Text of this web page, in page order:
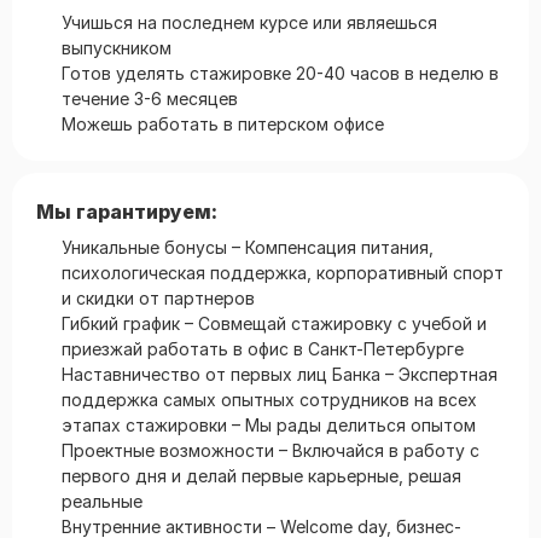
Учишься на последнем курсе или являешься
выпускником
Готов уделять стажировке 20-40 часов в неделю в
течение 3-6 месяцев
Можешь работать в питерском офисе
Мы гарантируем:
Уникальные бонусы – Компенсация питания,
психологическая поддержка, корпоративный спорт
и скидки от партнеров
Гибкий график – Совмещай стажировку с учебой и
приезжай работать в офис в Санкт-Петербурге
Наставничество от первых лиц Банка – Экспертная
поддержка самых опытных сотрудников на всех
этапах стажировки – Мы рады делиться опытом
Проектные возможности – Включайся в работу с
первого дня и делай первые карьерные, решая
реальные
Внутренние активности – Welcome day, бизнес-